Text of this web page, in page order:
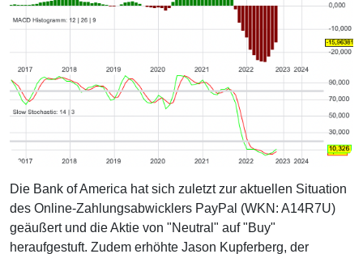
Die Bank of America hat sich zuletzt zur aktuellen Situation
des Online-Zahlungsabwicklers PayPal (WKN: A14R7U)
geäußert und die Aktie von "Neutral" auf "Buy"
heraufgestuft. Zudem erhöhte Jason Kupferberg, der